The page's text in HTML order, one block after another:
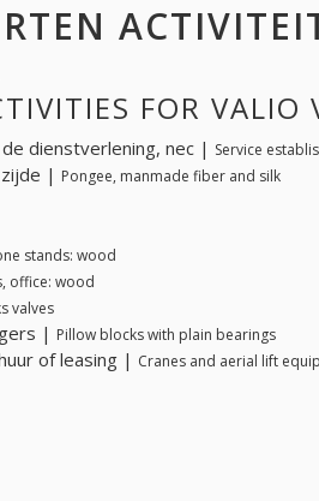
FOR VALIO
dienstverlening, nec | Service
| Pongee, manmade fiber and silk
stands: wood
office: wood
valves
| Pillow blocks with plain bearings
of leasing | Cranes and aerial lift